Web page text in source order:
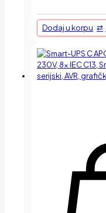
Dodaj u korpu